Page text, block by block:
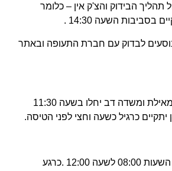
משעה 12:00 יחל תהליך הבידוק והצ'ק אין – כלומר
השעה 14:30 .
לבדוק עם חברת התעופה ובאתר
הטיסות הפנים ארצי מאילת ומשדה דב יחלו בשעה 11:30
יתקיים כרגיל כשעה וחצי לפני הטיסה.
לא יתקיימו טיסות בין השעות 08:00 לשעה 12:00 .כרגע